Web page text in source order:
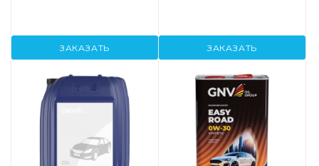
ЗАКАЗАТЬ ЗАКАЗАТЬ